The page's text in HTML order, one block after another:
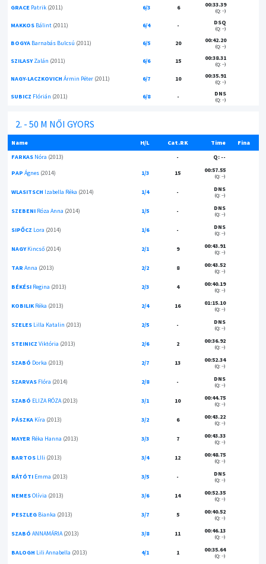
GRACEPatrik (2011) 6/3 6 00:33.39
(Q: --)
MAKKOSBálint (2011) 6/4 - DSQ
(Q: --)
BOGYABarnabás Bulcsú (2011) 6/5 20 00:42.20
(Q: --)
SZILASYZalán (2011) 6/6 15 00:38.31
(Q: --)
NAGY-LACZKOVICH Ármin Péter(2011) 6/7 10 00:35.91
(Q: --)
SUBICZ Flórián (2011) 6/8 - DNS
(Q: --)
2. - 50 M NŐI GYORS
Name H/L Cat.RK Time
Fina
FARKASNóra (2013) - Q: --
PAP Ágnes (2014) 1/3 15 00:57.55
(Q: --)
WLASITSCH Izabella Réka (2014) 1/4 - DNS
(Q: --)
SZEBENIRóza Anna (2014) 1/5 - DNS
(Q: --)
SIPŐCZ Lora (2014) 1/6 - DNS
(Q: --)
NAGYKincső (2014) 2/1 9 00:43.91
(Q: --)
TAR Anna (2013) 2/2 8 00:43.52
(Q: --)
BÉKÉSIRegina (2013) 2/3 4 00:40.19
(Q: --)
KOBILIKRéka (2013) 2/4 16 01:15.10
(Q: --)
SZELESLilla Katalin (2013) 2/5 - DNS
(Q: --)
STEINICZ Viktória (2013) 2/6 2 00:36.92
(Q: --)
SZABÓ Dorka (2013) 2/7 13 00:52.34
(Q: --)
SZARVASFlóra (2014) 2/8 - DNS
(Q: --)
SZABÓ ELIZA RÓZA(2013) 3/1 10 00:44.75
(Q: --)
PÁSZKAKíra (2013) 3/2 6 00:43.22
(Q: --)
MAYER Réka Hanna (2013) 3/3 7 00:43.33
(Q: --)
BARTOSLIli (2013) 3/4 12 00:48.75
(Q: --)
RÁTÓTIEmma (2013) 3/5 - DNS
(Q: --)
NEMESOlívia (2013) 3/6 14 00:52.35
(Q: --)
PESZLEGBianka (2013) 3/7 5 00:40.52
(Q: --)
SZABÓ ANNAMÁRIA(2013) 3/8 11 00:46.13
(Q: --)
BALOGH Lili Annabella (2013) 4/1 1 00:35.64
(Q: --)